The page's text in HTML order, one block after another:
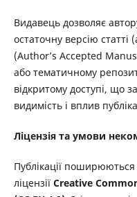
Видавець дозволяє
остаточну версію
(Author’s Accepted
або тематичному
відкритому доступі, що
видимість і вплив
Ліцензія та умови
Публікації
ліцензії Creative